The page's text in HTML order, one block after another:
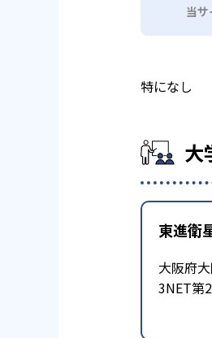
当
特になし
大
東進衛
大阪府
3NET第